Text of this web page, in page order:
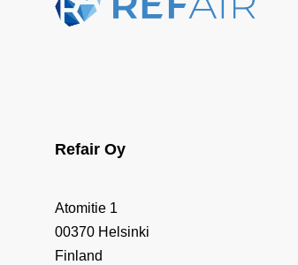
Refair Oy
Atomitie 1
00370 Helsinki
Finland